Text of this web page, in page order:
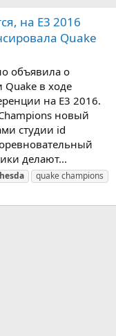
на E3 2016
Quake
объявила о
в ходе
на E3 2016.
новый
студии id
делают...
quake champions